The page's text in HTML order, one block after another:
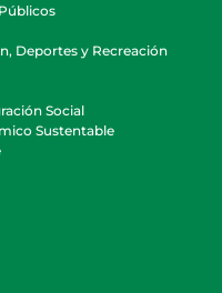
Deportes y Recreación
Social
Sustentable